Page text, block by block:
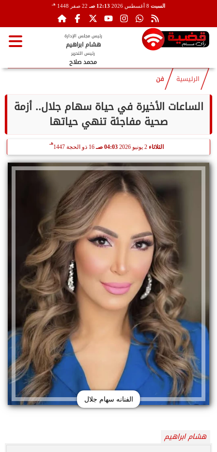
السبت 12:13 صـ 22 صفر 1448 هـ
رئيس مجلس الإدارة
هشام ابراهيم
رئيس التحرير
محمد صلاح
الرئيسية فن
الساعات الأخيرة في حياة سهام جلال.. أزمة
صحية مفاجئة تنهي حياتها
الثلاثاء 04:03 صـ 16 ذو الحجة 1447
هـ
الفنانه سهام جلال
هشام ابراهيم